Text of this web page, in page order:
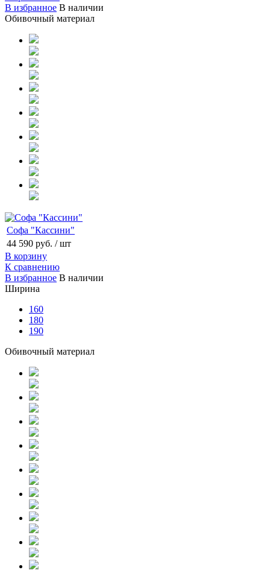
В избранное В наличии
Обивочный материал
Софа "Кассини"
44 590 руб. / шт
В корзину
К сравнению
В избранное В наличии
Ширина
160
180
190
Обивочный материал